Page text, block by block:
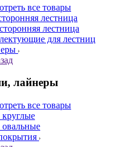
все товары
лестница
лестница
для лестниц
лайнеры
все товары